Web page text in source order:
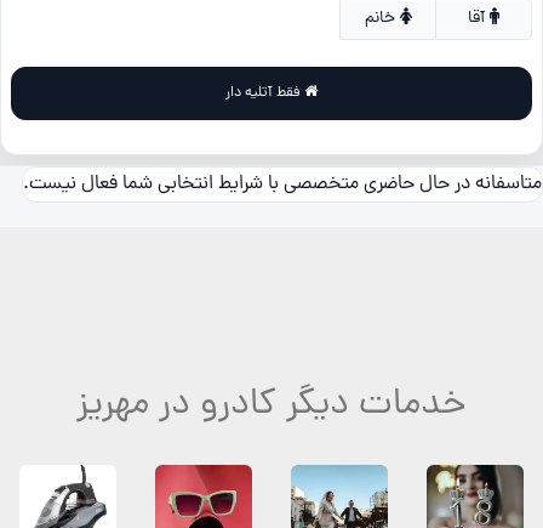
خانم
متاسفانه در حال حاضری متخصصی با شرایط انتخابی شما فعال نیست.
خدمات دیگر کادرو در مهریز